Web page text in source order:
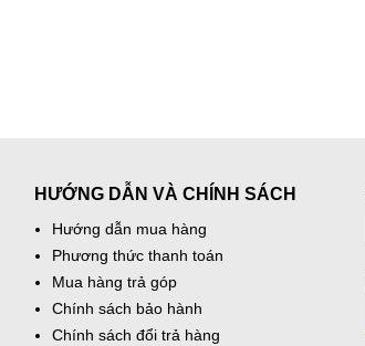
HƯỚNG DẪN VÀ CHÍNH SÁCH
Hướng dẫn mua hàng
Phương thức thanh toán
Mua hàng trả góp
Chính sách bảo hành
Chính sách đổi trả hàng